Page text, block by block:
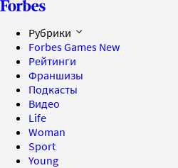
Рубрики
Forbes Games New
Рейтинги
Франшизы
Подкасты
Видео
Life
Woman
Sport
Young